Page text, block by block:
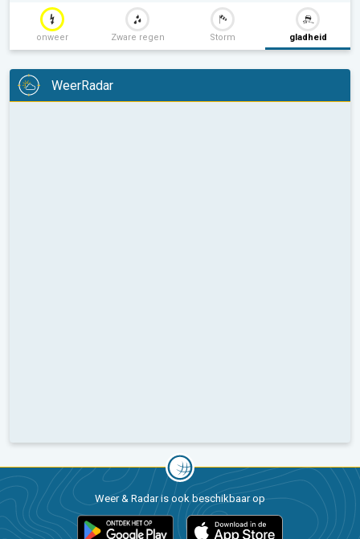
onweer Zware regen Storm gladheid
WeerRadar
Weer & Radar is ook beschikbaar op